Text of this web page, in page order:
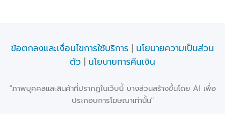
ข้อตกลงและเงื่อนไขการใช้บริการ | นโยบายความเป็นส่วน
ตัว | นโยบายการคืนเงิน
"ภาพบุคคลและสินค้าที่ปรากฏในเว็บนี้ บางส่วนสร้างขึ้นโดย AI เพื่อ
ประกอบการโฆษณาเท่านั้น"